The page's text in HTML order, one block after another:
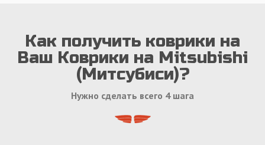
Как получить коврики на
Ваш Коврики на Mitsubishi
(Митсубиси)?
Нужно сделать всего 4 шага